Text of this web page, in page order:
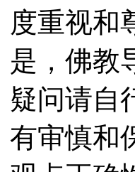
度重视和
是，佛教
疑问请自
有审慎和